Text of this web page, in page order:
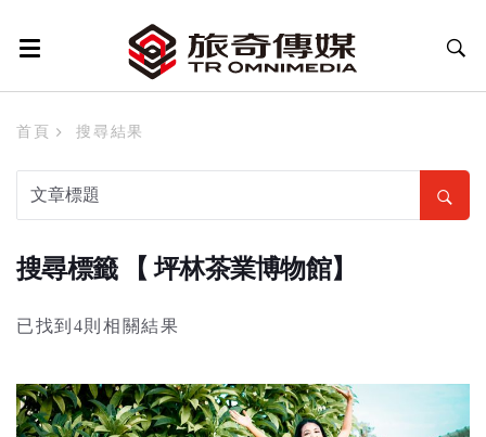
首頁 搜尋結果
搜尋標籤 【 坪林茶業博物館】
已找到4則相關結果